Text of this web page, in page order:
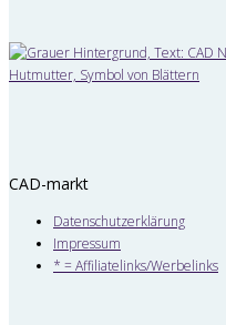
CAD-markt
Datenschutzerklärung
Impressum
* = Affiliatelinks/Werbelinks